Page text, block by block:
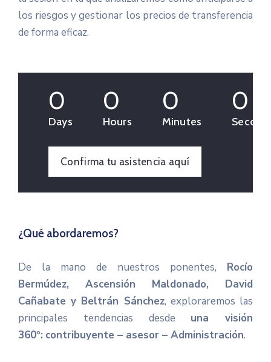
los riesgos y gestionar los precios de transferencia
de forma eficaz.
0
Days
0
Hours
0
Minutes
0
Confirma tu asistencia aquí
¿Qué abordaremos?
De la mano de nuestros ponentes, Rocío
Bermúdez, Ascensión Maldonado, David
Cañabate y Beltrán Sánchez, exploraremos las
principales tendencias desde una visión
360º: contribuyente – asesor – Administración.